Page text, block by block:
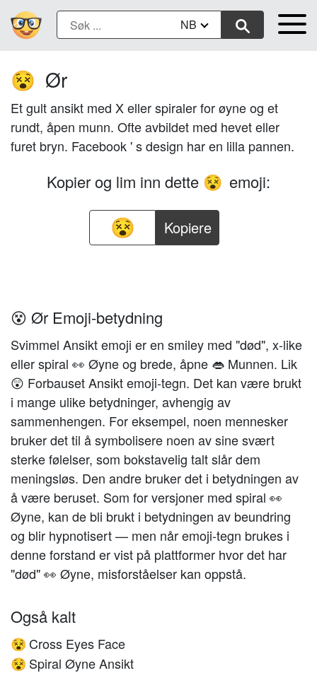
NB
😵 Ør
Et gult ansikt med X eller spiraler for øyne og et
rundt, åpen munn. Ofte avbildet med hevet eller
furet bryn. Facebook ' s design har en lilla pannen.
Kopier og lim inn dette 😵 emoji:
Kopiere
😵 Ør Emoji-betydning
Svimmel Ansikt emoji er en smiley med "død", x-like
eller spiral 👀 Øyne og brede, åpne 👄 Munnen. Lik
😲 Forbauset Ansikt emoji-tegn. Det kan være brukt
i mange ulike betydninger, avhengig av
sammenhengen. For eksempel, noen mennesker
bruker det til å symbolisere noen av sine svært
sterke følelser, som bokstavelig talt slår dem
meningsløs. Den andre bruker det i betydningen av
å være beruset. Som for versjoner med spiral 👀
Øyne, kan de bli brukt i betydningen av beundring
og blir hypnotisert — men når emoji-tegn brukes i
denne forstand er vist på plattformer hvor det har
"død" 👀 Øyne, misforståelser kan oppstå.
Også kalt
😵 Cross Eyes Face
😵 Spiral Øyne Ansikt